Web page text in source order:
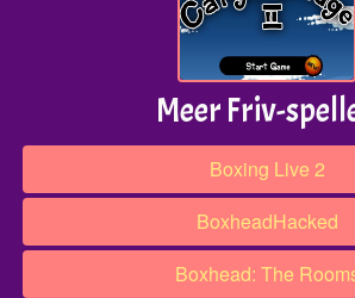
Meer Friv-
Boxing Live 2
Boxhead​Hacked
Boxhead: The